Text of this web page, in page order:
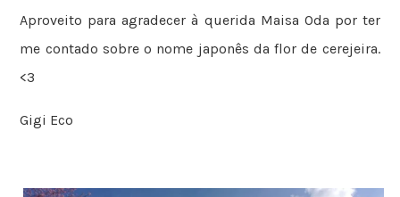
Aproveito para agradecer à querida Maisa Oda por ter
me contado sobre o nome japonês da flor de cerejeira.
<3
Gigi Eco